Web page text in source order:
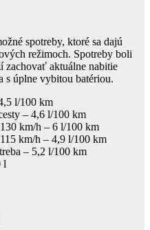
spotreby, ktoré sa dajú
režimoch. Spotreby boli
zachovať aktuálne nabitie
s úplne vybitou batériou.
l/100 km
– 4,6 l/100 km
km/h – 6 l/100 km
km/h – 4,9 l/100 km
– 5,2 l/100 km
l